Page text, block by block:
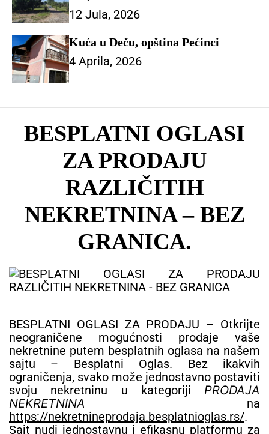
12 Jula, 2026
Kuća u Deču, opština Pećinci
4 Aprila, 2026
BESPLATNI OGLASI
ZA PRODAJU
RAZLIČITIH
NEKRETNINA – BEZ
GRANICA.
BESPLATNI OGLASI ZA PRODAJU – Otkrijte
neograničene mogućnosti prodaje vaše
nekretnine putem besplatnih oglasa na našem
sajtu – Besplatni Oglas. Bez ikakvih
ograničenja, svako može jednostavno postaviti
svoju nekretninu u kategoriji PRODAJA
NEKRETNINA na
https://nekretnineprodaja.besplatnioglas.rs/.
Sajt nudi jednostavnu i efikasnu platformu za